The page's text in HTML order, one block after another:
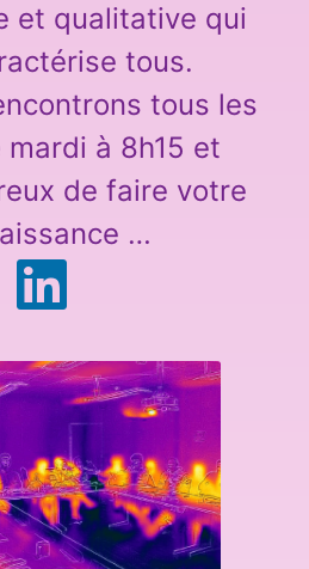
et qualitative qui
tous.
tous les
mardi à 8h15 et
de faire votre
…